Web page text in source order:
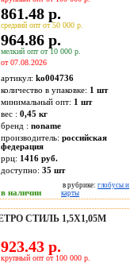
861.48 р.
средний опт от 50 000 р.
964.86 р.
мелкий опт от 10 000 р.
от 07.08.2026
артикул: ko004736
количество в упаковке: 1 шт
минимальный опт: 1 шт
вес : 0,45 кг
бренд : noname
производитель: российская
федерация
ррц: 1416 руб.
доступно: 35 шт
в наличии
в рубрике: глобусы и
карты
СТИЛЬ 1,5Х1,05М
923.43 р.
крупный опт от 100 000 р.